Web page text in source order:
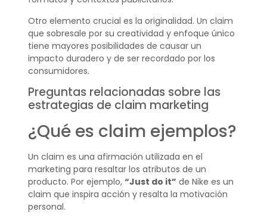
Otro elemento crucial es la originalidad. Un claim
que sobresale por su creatividad y enfoque único
tiene mayores posibilidades de causar un
impacto duradero y de ser recordado por los
consumidores.
Preguntas relacionadas sobre las
estrategias de claim marketing
¿Qué es claim ejemplos?
Un claim es una afirmación utilizada en el
marketing para resaltar los atributos de un
producto. Por ejemplo, “Just do it” de Nike es un
claim que inspira acción y resalta la motivación
personal.